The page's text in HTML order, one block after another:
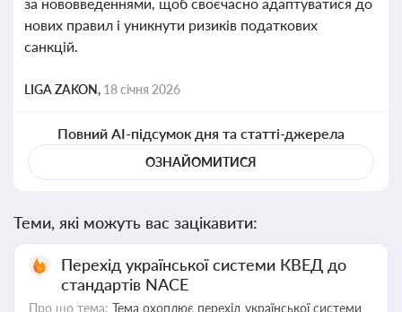
нових правил і уникнути ризиків податкових
санкцій.
LIGA ZAKON, 18 січня 2026
Повний AI-підсумок дня та статті-джерела
ОЗНАЙОМИТИСЯ
Теми, які можуть вас зацікавити:
Перехід української системи КВЕД до
стандартів NACE
Про що тема: Тема охоплює перехід української системи